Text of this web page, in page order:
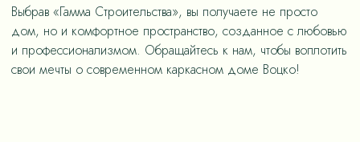
Выбрав «Гамма Строительства», вы получаете не просто
дом, но и комфортное пространство, созданное с любовью
и профессионализмом. Обращайтесь к нам, чтобы воплотить
свои мечты о современном каркасном доме Воцко!